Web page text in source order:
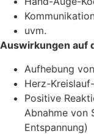
uvm.
Auswirkungen auf
Aufhebung
Herz-
Positive
Abnahme von
Entspannung)